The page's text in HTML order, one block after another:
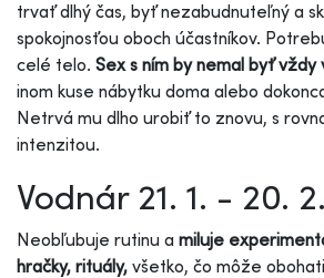
trvať dlhý čas, byť nezabudnuteľný a
spokojnosťou oboch účastníkov.
celé telo. Sex s ním by nemal byť vždy
inom kuse nábytku doma alebo
Netrvá mu dlho urobiť to znovu, s
intenzitou.
Vodnár 21. 1. - 20. 2.
Neobľubuje rutinu a miluje
hračky, rituály, všetko, čo môže